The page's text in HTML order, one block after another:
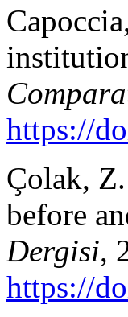
https://
Çolak,
before
Dergisi,
https://